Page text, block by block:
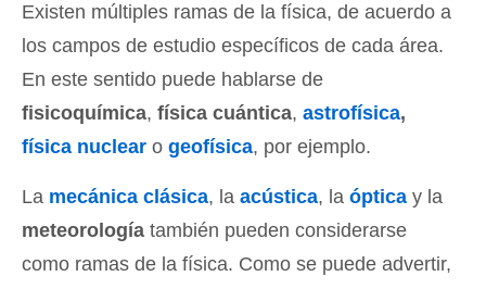
Existen múltiples ramas de la física, de acuerdo a
los campos de estudio específicos de cada área.
En este sentido puede hablarse de
fisicoquímica, física cuántica, astrofísica,
física nuclear o geofísica, por ejemplo.
La mecánica clásica, la acústica, la óptica y la
meteorología también pueden considerarse
como ramas de la física. Como se puede advertir,